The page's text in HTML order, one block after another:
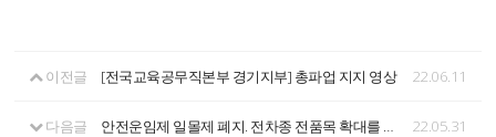
이전글 [전국교육공무직본부 경기지부] 총파업 지지 영상 22.06.11
다음글 안전운임제 일몰제 폐지. 전차종 전품목 확대를 위한 국제행동주간 22.05.31